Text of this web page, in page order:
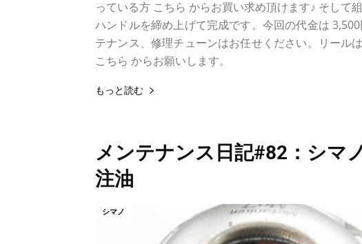
っている方 こちら からお買い求め頂けます♪ そして
ハンドルを締め上げて完成です。今回の代金は
テナンス、修理チューンはお任せください。リール
こちら からお願いします。
もっと読む
メンテナンス日記#82：シマ
注油
シマノ